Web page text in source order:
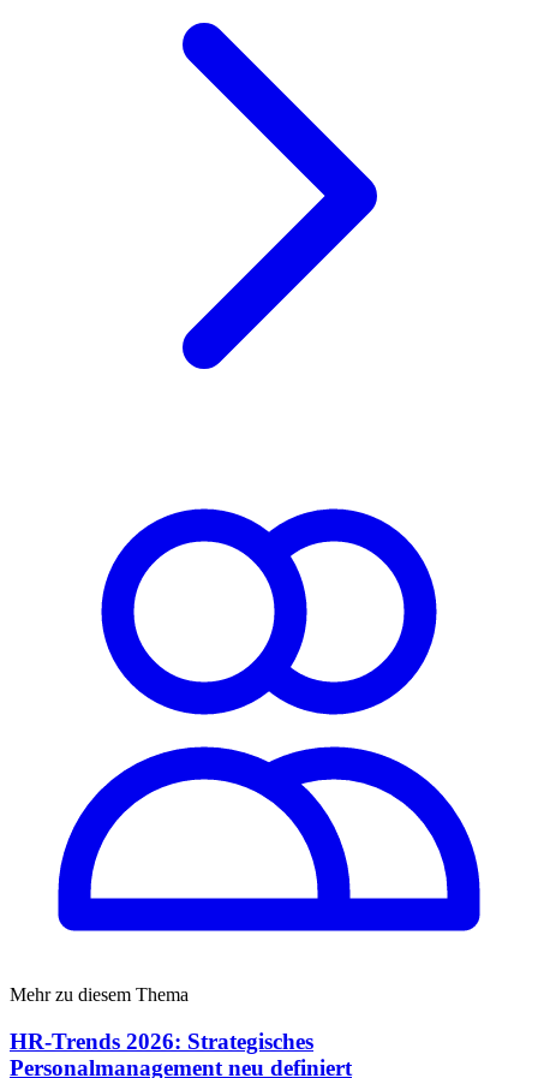
Mehr zu diesem Thema
HR-Trends 2026: Strategisches
Personalmanagement neu definiert